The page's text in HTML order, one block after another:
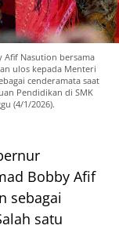
Afif Nasution bersama
ulos kepada Menteri
cenderamata saat
Pendidikan di SMK
(4/1/2026).
Bobby Afif
sebagai
satu